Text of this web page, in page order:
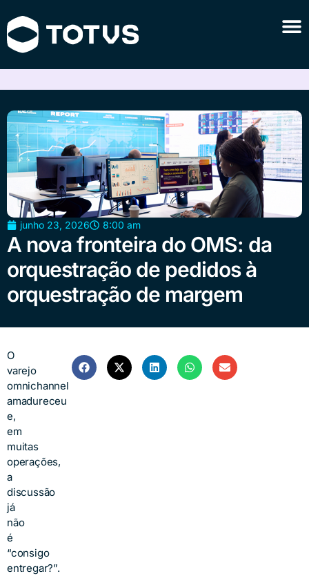
junho 23, 2026 8:00 am
A nova fronteira do OMS: da
orquestração de pedidos à
orquestração de margem
O
varejo
omnichannel
amadureceu
e,
em
muitas
operações,
a
discussão
já
não
é
“consigo
entregar?”.